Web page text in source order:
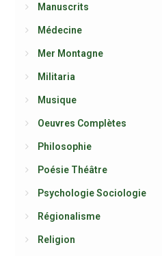
Manuscrits
Médecine
Mer Montagne
Militaria
Musique
Oeuvres Complètes
Philosophie
Poésie Théâtre
Psychologie Sociologie
Régionalisme
Religion